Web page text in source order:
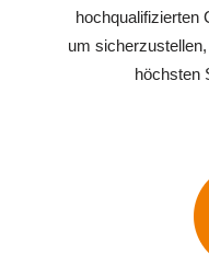
hochqualifizierten
um
höchsten